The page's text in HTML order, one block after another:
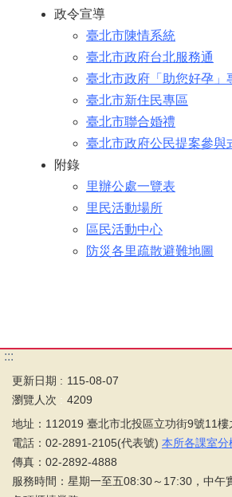
政令宣導
臺北市陳情系統
臺北市政府台北服務通
臺北市政府「助您好孕」
臺北市新住民專區
臺北市聯合婚禮
臺北市政府公民提案參與
附錄
里辦公處一覽表
里民活動場所
區民活動中心
防災各里疏散避難地圖
:::
更新日期
115-08-07
瀏覽人次
4209
地址：112019 臺北市北投區立功街9號11樓
電話：02-2891-2105(代表號) 本所各課室分
傳真：02-2892-4888
服務時間：星期一至五08:30～17:30，中午